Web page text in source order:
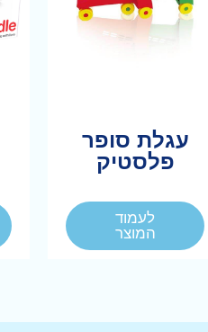
עגלת סופר
פלסטיק
לעמוד
המוצר